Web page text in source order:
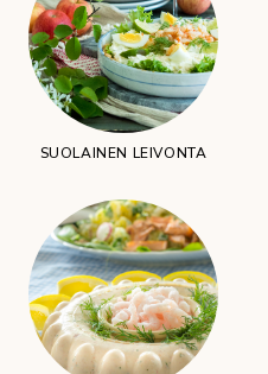
SUOLAINEN LEIVONTA